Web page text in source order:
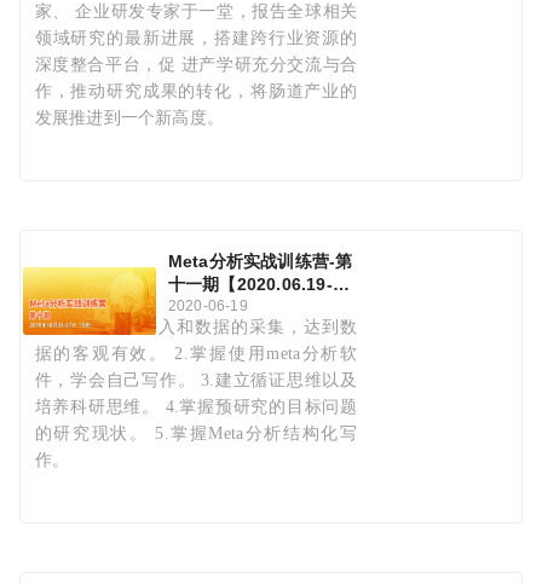
家、 企业研发专家于一堂，报告全球相关
领域研究的最新进展，搭建跨行业资源的
深度整合平台，促 进产学研充分交流与合
作，推动研究成果的转化，将肠道产业的
发展推进到一个新高度。
Meta分析实战训练营-第
十一期【2020.06.19-
21】
2020-06-19
1.提高文献的纳入和数据的采集，达到数
据的客观有效。 2.掌握使用meta分析软
件，学会自己写作。 3.建立循证思维以及
培养科研思维。 4.掌握预研究的目标问题
的研究现状。 5.掌握Meta分析结构化写
作。